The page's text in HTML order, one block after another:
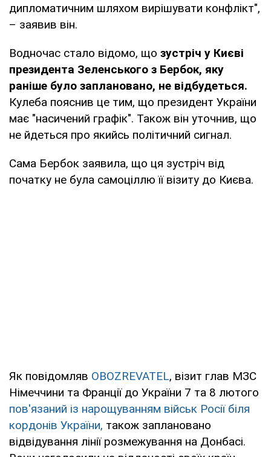
дипломатичним шляхом вирішувати конфлікт",
– заявив він.
Водночас стало відомо, що зустріч у Києві
президента Зеленського з Бербок, яку
раніше було заплановано, не відбудеться.
Кулеба пояснив це тим, що президент України
має "насичений графік". Також він уточнив, що
не йдеться про якийсь політичний сигнал.
Сама Бербок заявила, що ця зустріч від
початку не була самоціллю її візиту до Києва.
Як повідомляв OBOZREVATEL, візит глав МЗС
Німеччини та Франції до України 7 та 8 лютого
пов'язаний із нарощуванням військ Росії біля
кордонів України, також заплановано
відвідування лінії розмежування на Донбасі.